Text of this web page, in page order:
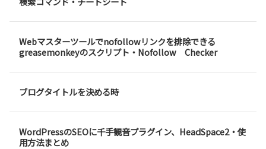
Webマスターツールでnofollowリンクを排除できる
greasemonkeyのスクリプト・Nofollow Checker
ブログタイトルを決める時
WordPressのSEOに千手観音プラグイン、HeadSpace2・使
用方法まとめ